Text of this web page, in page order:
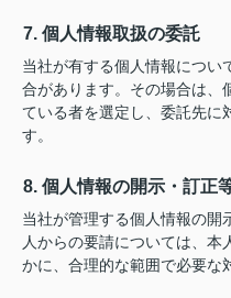
7. 個人情報取扱の委託
当社が有する個人情報につい
合があります。その場合は、
ている者を選定し、委託先に
す。
8. 個人情報の開示・訂正
当社が管理する個人情報の開
人からの要請については、
かに、合理的な範囲で必要な